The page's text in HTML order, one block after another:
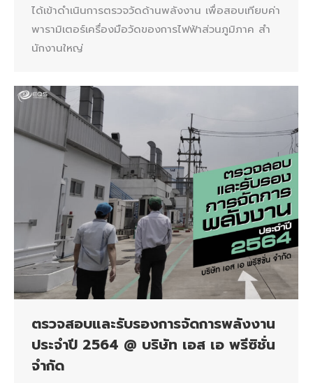
ได้เข้าดำเนินการตรวจวัดด้านพลังงาน เพื่อสอบเทียบค่า
พารามิเตอร์เครื่องมือวัดของการไฟฟ้าส่วนภูมิภาค สํา
นักงานใหญ่
ตรวจสอบและรับรองการจัดการพลังงาน
ประจำปี 2564 @ บริษัท เอส เอ พรีซิชั่น
จำกัด